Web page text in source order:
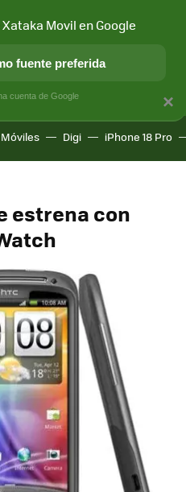
APLICACIONES
Móviles Digi iPhone 18 Pro
estrena con
×
Movil en Google
fuente preferida
cuenta de Google